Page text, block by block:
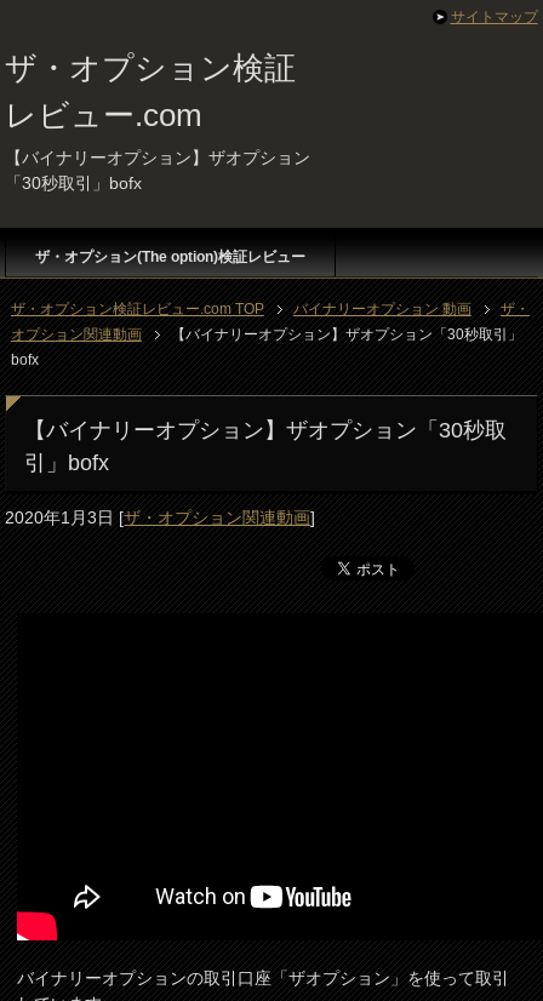
ザ・オプション検証
レビュー.com
【バイナリーオプション】ザオプション
「30秒取引」bofx
ザ・オプション(The option)検証レビュー
ザ・オプション検証レビュー.com TOP バイナリーオプション 動画
ザ・
オプション関連動画
【バイナリーオプション】ザオプション「30秒取引」
bofx
【バイナリーオプション】ザオプション「30秒取
引」bofx
2020年1月3日[ザ・オプション関連動画]
バイナリーオプションの取引口座「ザオプション」を使って取引
サイトマップ